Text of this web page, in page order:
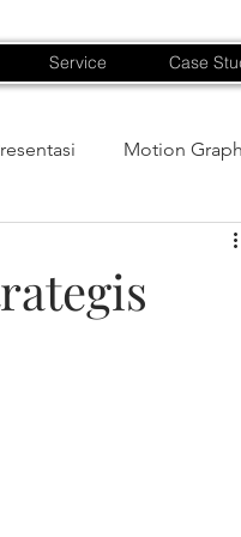
Service Case
Motion